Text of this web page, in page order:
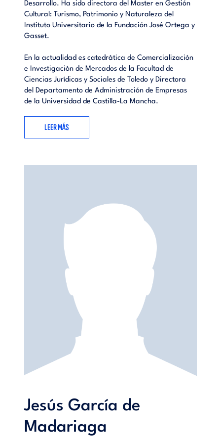
Desarrollo. Ha sido directora del Master en Gestión
Cultural: Turismo, Patrimonio y Naturaleza del
Instituto Universitario de la Fundación José Ortega y
Gasset.
En la actualidad es catedrática de Comercialización
e Investigación de Mercados de la Facultad de
Ciencias Jurídicas y Sociales de Toledo y Directora
del Departamento de Administración de Empresas
de la Universidad de Castilla-La Mancha.
LEER MÁS
Jesús García de
Madariaga